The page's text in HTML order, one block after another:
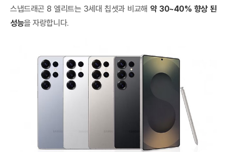
스냅드래곤 8 엘리트는 3세대 칩셋과 비교해 약 30~40% 향상 된
성능을 자랑합니다.